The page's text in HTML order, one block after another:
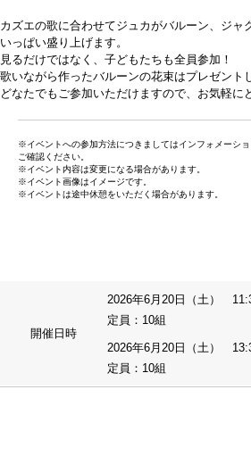
カズエの歌に合わせてジュカがバルーン、ジャ
いっぱい盛り上げます。
見るだけではなく、子どもたちも全員参加！
歌いながら作ったバルーンの花束はプレゼント
どなたでもご参加いただけますので、お気軽に
※イベントへの参加方法につきましてはインフォメーシ
ご確認ください。
※イベント内容は変更になる場合があります。
※イベント画像はイメージです。
※イベントは途中休憩をいただく場合があります。
開催日時
2026年6月20日（土）
定員：10組
2026年6月20日（土）
定員：10組